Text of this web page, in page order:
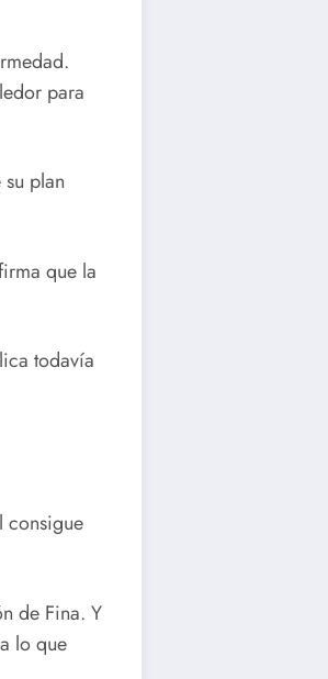
para
plan
que la
todavía
consigue
de Fina. Y
lo que